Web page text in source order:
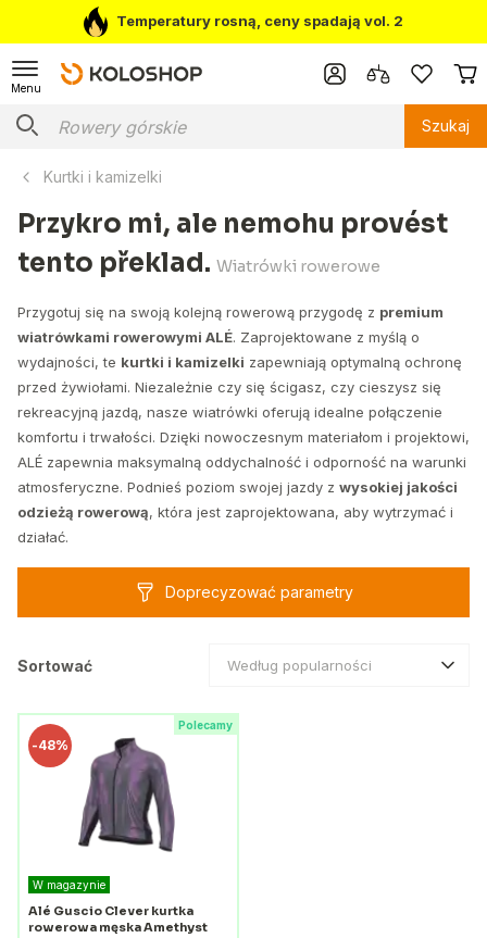
Temperatury rosną, ceny spadają vol. 2
Menu
Szukaj
Kurtki i kamizelki
Przykro mi, ale nemohu provést
tento překlad. Wiatrówki rowerowe
Przygotuj się na swoją kolejną rowerową przygodę z premium
wiatrówkami rowerowymi ALÉ. Zaprojektowane z myślą o
wydajności, te kurtki i kamizelki zapewniają optymalną ochronę
przed żywiołami. Niezależnie czy się ścigasz, czy cieszysz się
rekreacyjną jazdą, nasze wiatrówki oferują idealne połączenie
komfortu i trwałości. Dzięki nowoczesnym materiałom i projektowi,
ALÉ zapewnia maksymalną oddychalność i odporność na warunki
atmosferyczne. Podnieś poziom swojej jazdy z wysokiej jakości
odzieżą rowerową, która jest zaprojektowana, aby wytrzymać i
działać.
Doprecyzować parametry
Sortować Według popularności
Polecamy
-48%
W magazynie
Alé Guscio Clever kurtka
rowerowa męska Amethyst